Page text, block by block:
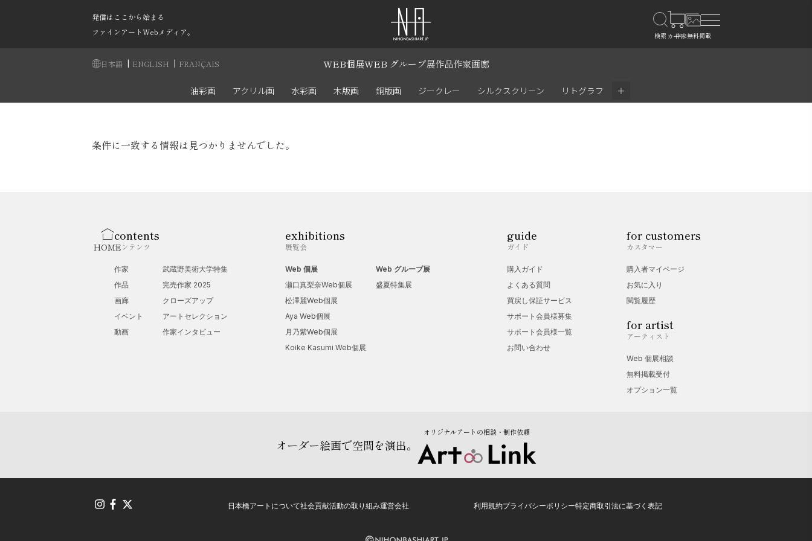
発信はここから始まる
ファインアートWebメディア。
日本語 | ENGLISH | FRANÇAIS WEB個展WEB グループ展作品作家画廊
油彩画 アクリル画 水彩画 木版画 銅版画 ジークレー シルクスクリーン リトグラフ ＋
条件に一致する情報は見つかりませんでした。
HOME
contents
コンテンツ
作家
作品
画廊
イベント
動画
武蔵野美術大学特集
完売作家 2025
クローズアップ
アートセレクション
作家インタビュー
exhibitions
展覧会
Web 個展
瀬口真梨奈Web個展
松澤麗Web個展
Aya Web個展
月乃紫Web個展
Koike Kasumi Web個展
Web グループ展
盛夏特集展
guide
ガイド
購入ガイド
よくある質問
買戻し保証サービス
サポート会員様募集
サポート会員様一覧
お問い合わせ
for customers
カスタマー
購入者マイページ
お気に入り
閲覧履歴
for artist
アーティスト
Web 個展相談
無料掲載受付
オプション一覧
オーダー絵画で空間を演出。
オリジナルアートの相談・制作依頼
日本橋アートについて社会貢献活動の取り組み運営会社 利用規約プライバシーポリシー特定商取引法に基づく表記